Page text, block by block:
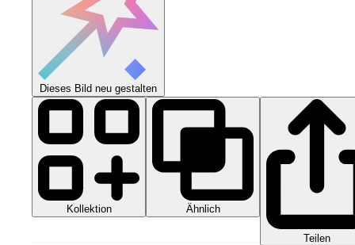
Dieses Bild neu gestalten
Kollektion Ähnlich
Teilen